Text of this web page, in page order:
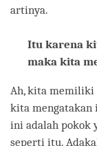
artinya.
Itu karena
maka kita
Ah, kita memiliki
kita mengatakan
ini adalah pokok
seperti itu.